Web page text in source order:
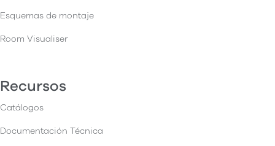
Esquemas de montaje
Room Visualiser
Recursos
Catálogos
Documentación Técnica